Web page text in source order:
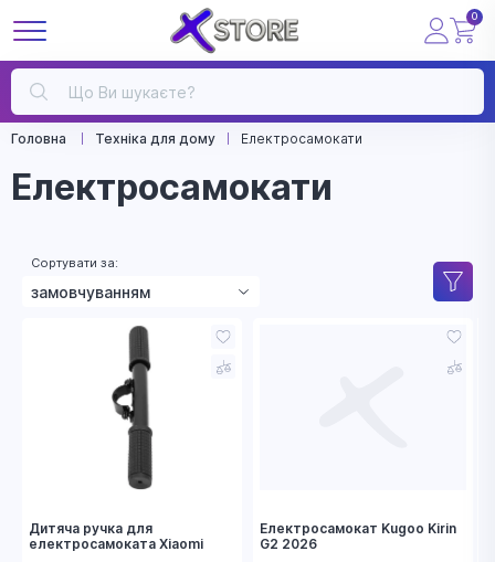
0
Головна Техніка для дому Електросамокати
Електросамокати
Сортувати за:
замовчуванням
зростанням ціни
зменшенням ціни
Дитяча ручка для
електросамоката Xiaomi
Електросамокат Kugoo Kirin
G2 2026